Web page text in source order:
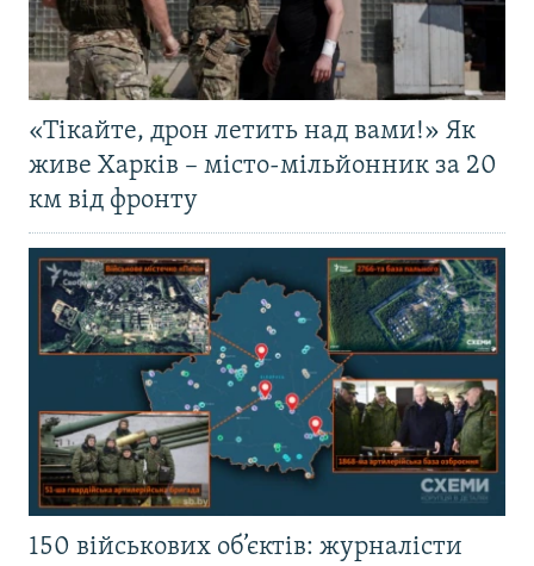
«Тікайте, дрон летить над вами!» Як
живе Харків – місто-мільйонник за 20
км від фронту
150 військових об’єктів: журналісти